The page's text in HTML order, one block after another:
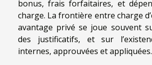
bonus, frais forfaitaires, et
charge. La frontière entre charge
avantage privé se joue souvent
des justificatifs, et sur
internes, approuvées et appliquées.